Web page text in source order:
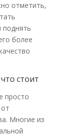
отметить,
более
стоит
просто
Многие из